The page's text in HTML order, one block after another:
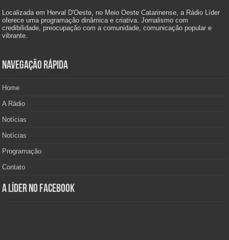
Localizada em Herval D'Oeste, no Meio Oeste Catarinense, a Rádio Líder
oferece uma programação dinâmica e criativa. Jornalismo com
credibilidade, preocupação com a comunidade, comunicação popular e
vibrante.
Navegação Rápida
Home
A Rádio
Notícias
Notícias
Programação
Contato
A Líder no Facebook